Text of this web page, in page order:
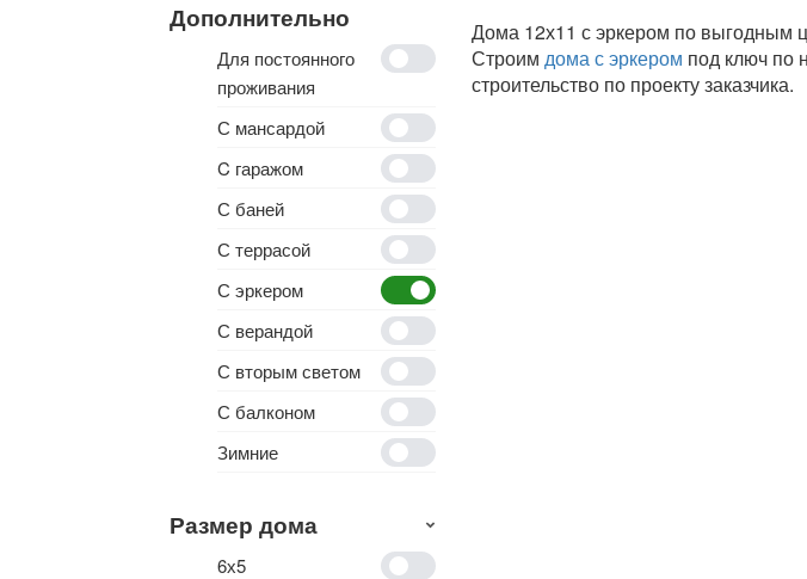
Дополнительно
Для постоянного
проживания
С мансардой
C гаражом
С баней
С террасой
С эркером
С верандой
С вторым светом
С балконом
Зимние
Размер дома
6х5
Дома 12х11 с эркером по выгодным
Строим дома с эркером под ключ по
строительство по проекту заказчика.